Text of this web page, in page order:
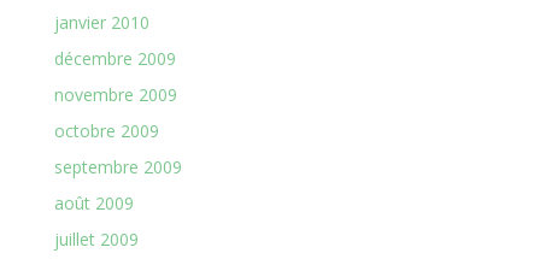
janvier 2010
décembre 2009
novembre 2009
octobre 2009
septembre 2009
août 2009
juillet 2009